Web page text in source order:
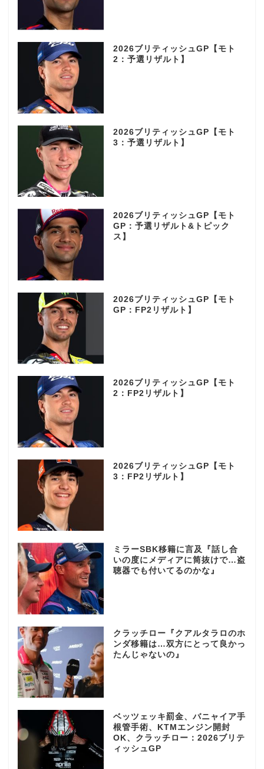
2026ブリティッシュGP【モト
2：予選リザルト】
2026ブリティッシュGP【モト
3：予選リザルト】
2026ブリティッシュGP【モト
GP：予選リザルト&トピック
ス】
2026ブリティッシュGP【モト
GP：FP2リザルト】
2026ブリティッシュGP【モト
2：FP2リザルト】
2026ブリティッシュGP【モト
3：FP2リザルト】
ミラーSBK移籍に言及『話し合
いの度にメディアに筒抜けで…盗
聴器でも付いてるのかな』
クラッチロー『クアルタラロのホ
ンダ移籍は…双方にとって良かっ
たんじゃないの』
ベッツェッキ罰金、バニャイア手
根管手術、KTMエンジン開封
OK、クラッチロー：2026ブリテ
ィッシュGP